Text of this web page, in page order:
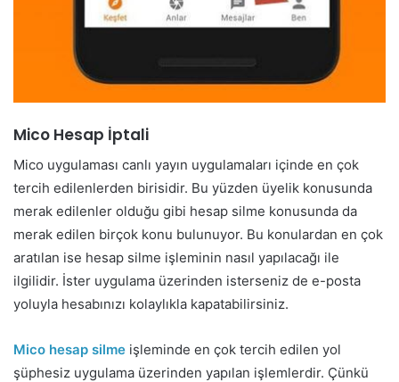
Mico Hesap İptali
Mico uygulaması canlı yayın uygulamaları içinde en çok
tercih edilenlerden birisidir. Bu yüzden üyelik konusunda
merak edilenler olduğu gibi hesap silme konusunda da
merak edilen birçok konu bulunuyor. Bu konulardan en çok
aratılan ise hesap silme işleminin nasıl yapılacağı ile
ilgilidir. İster uygulama üzerinden isterseniz de e-posta
yoluyla hesabınızı kolaylıkla kapatabilirsiniz.
Mico hesap silme işleminde en çok tercih edilen yol
şüphesiz uygulama üzerinden yapılan işlemlerdir. Çünkü